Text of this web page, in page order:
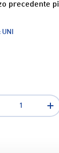
galleria
precedente
UNI
+